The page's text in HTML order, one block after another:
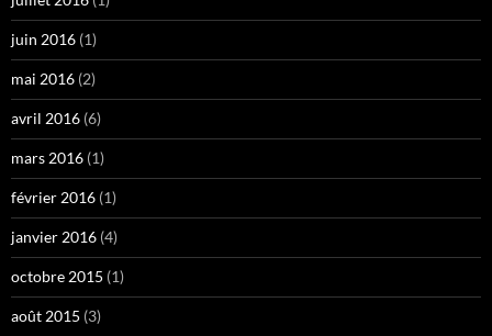
juin 2016 (1)
mai 2016 (2)
avril 2016 (6)
mars 2016 (1)
février 2016 (1)
janvier 2016 (4)
octobre 2015 (1)
août 2015 (3)